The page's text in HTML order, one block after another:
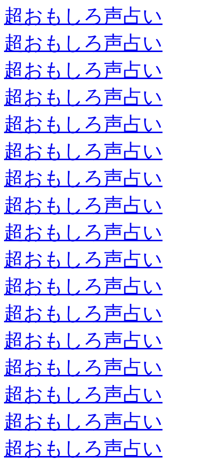
超おもしろ声占い
超おもしろ声占い
超おもしろ声占い
超おもしろ声占い
超おもしろ声占い
超おもしろ声占い
超おもしろ声占い
超おもしろ声占い
超おもしろ声占い
超おもしろ声占い
超おもしろ声占い
超おもしろ声占い
超おもしろ声占い
超おもしろ声占い
超おもしろ声占い
超おもしろ声占い
超おもしろ声占い